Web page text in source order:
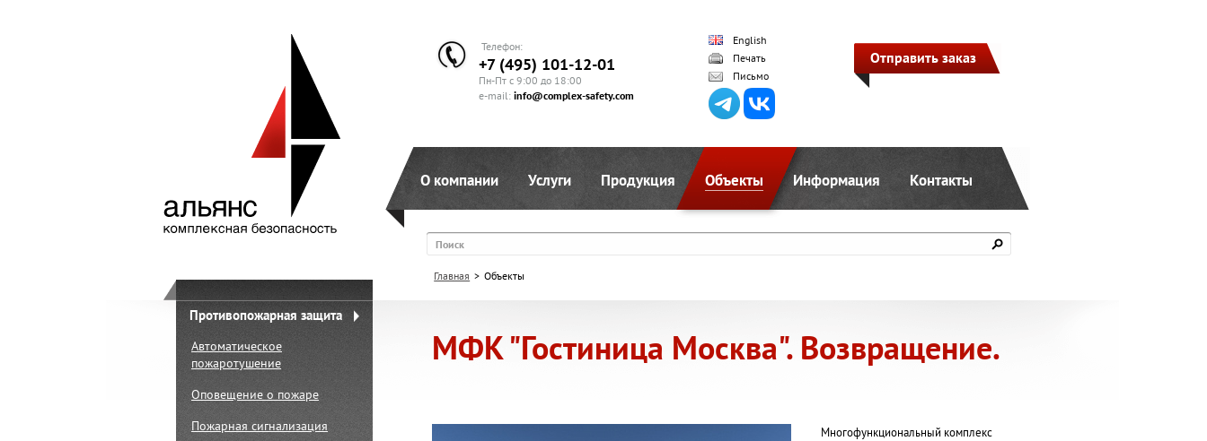
Телефон:
+7 (495) 101-12-01
Пн-Пт с 9:00 до 18:00
e-mail:info@complex-safety.com
English
Печать
Письмо
Отправить заказ
О компании Услуги Продукция Объекты Информация Контакты
Поиск
Противопожарная защита
Автоматическое
пожаротушение
Оповещение о пожаре
Пожарная сигнализация
Главная > Объекты
МФК "Гостиница Москва". Возвращение.
Многофункциональный комплекс